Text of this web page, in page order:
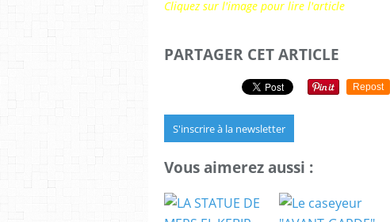
Cliquez sur l'image pour lire l'article
PARTAGER CET ARTICLE
Repost
S'inscrire à la newsletter
Vous aimerez aussi :